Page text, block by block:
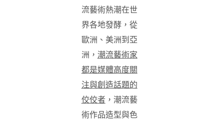
流藝術熱潮在世
界各地發酵，從
歐洲、美洲到亞
洲， 潮流藝術家
都是媒體高度關
注與創造話題的
佼佼者，潮流藝
術作品造型與色